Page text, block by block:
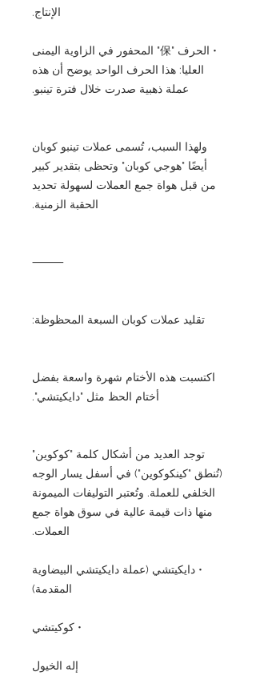
الإنتاج.
• الحرف "保" المحفور في الزاوية اليمنى
العليا: هذا الحرف الواحد يوضح أن هذه
عملة ذهبية صدرت خلال فترة تينبو.
ولهذا السبب، تُسمى عملات تينبو كوبان
أيضًا "هوجي كوبان" وتحظى بتقدير كبير
من قبل هواة جمع العملات لسهولة تحديد
الحقبة الزمنية.
⸻
تقليد عملات كوبان السبعة المحظوظة:
اكتسبت هذه الأختام شهرة واسعة بفضل
أختام الحظ مثل "دايكيتشي".
توجد العديد من أشكال كلمة "كوكوين"
(تُنطق "كينكوكوين") في أسفل يسار الوجه
الخلفي للعملة. وتُعتبر التوليفات الميمونة
منها ذات قيمة عالية في سوق هواة جمع
العملات.
• دايكيتشي (عملة دايكيتشي البيضاوية
المقدمة)
• كوكيتشي
إله الخيول